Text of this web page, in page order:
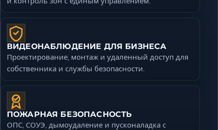
ВИДЕОНАБЛЮДЕНИЕ ДЛЯ БИЗНЕСА
Проектирование, монтаж и удаленный доступ для
собственника и службы безопасности.
ПОЖАРНАЯ БЕЗОПАСНОСТЬ
ОПС, СОУЭ, дымоудаление и пусконаладка с